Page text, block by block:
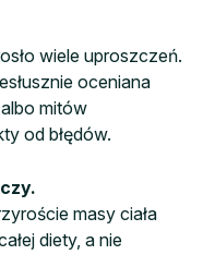
wiele uproszczeń.
oceniana
mitów
od błędów.
masy ciała
diety, a nie